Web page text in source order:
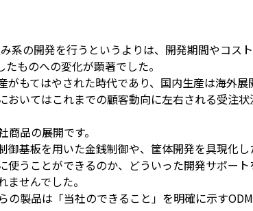
系の開発を行うというよりは、開発期間やコス
ものへの変化が顕著でした。
がもてはやされた時代であり、国内生産は海外
いてはこれまでの顧客動向に左右される受注
品の展開です。
御基板を用いた金銭制御や、筐体開発を具現化
うことができるのか、どういった開発サポー
せんでした。
の製品は「当社のできること」を明確に示す